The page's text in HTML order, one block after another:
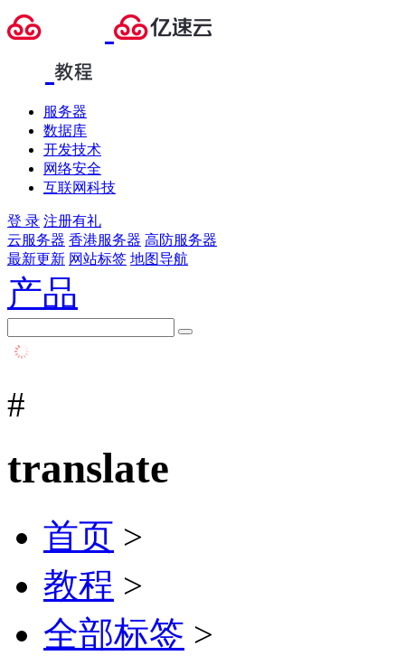
服务器
数据库
开发技术
网络安全
互联网科技
登 录 注册有礼
云服务器 香港服务器 高防服务器
最新更新 网站标签 地图导航
产品
#
translate
首页 >
教程 >
全部标签 >